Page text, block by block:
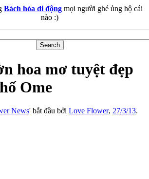
Bách hóa di động mọi người ghé ủng hộ cái
nào :)
hoa mơ tuyệt đẹp
Ome
News' bắt đầu bởi Love Flower, 27/3/13.